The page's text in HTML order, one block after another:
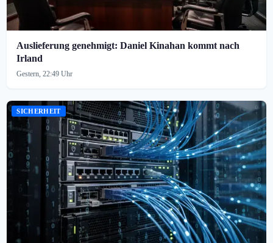
Auslieferung genehmigt: Daniel Kinahan kommt nach
Irland
Gestern, 22:49 Uhr
SICHERHEIT